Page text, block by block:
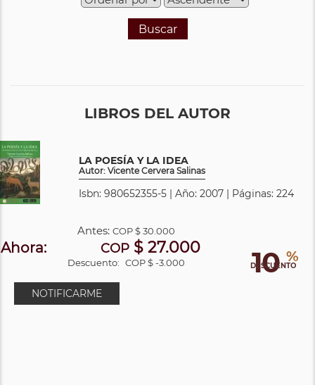
Buscar
LIBROS DEL AUTOR
LA POESÍA Y LA IDEA
Autor: Vicente Cervera Salinas
Isbn: 980652355-5 | Año: 2007 | Páginas: 224
10 %
DESCUENTO
Antes: COP$ 30.000
Ahora: COP $ 27.000
Descuento: COP $ -3.000
NOTIFICARME